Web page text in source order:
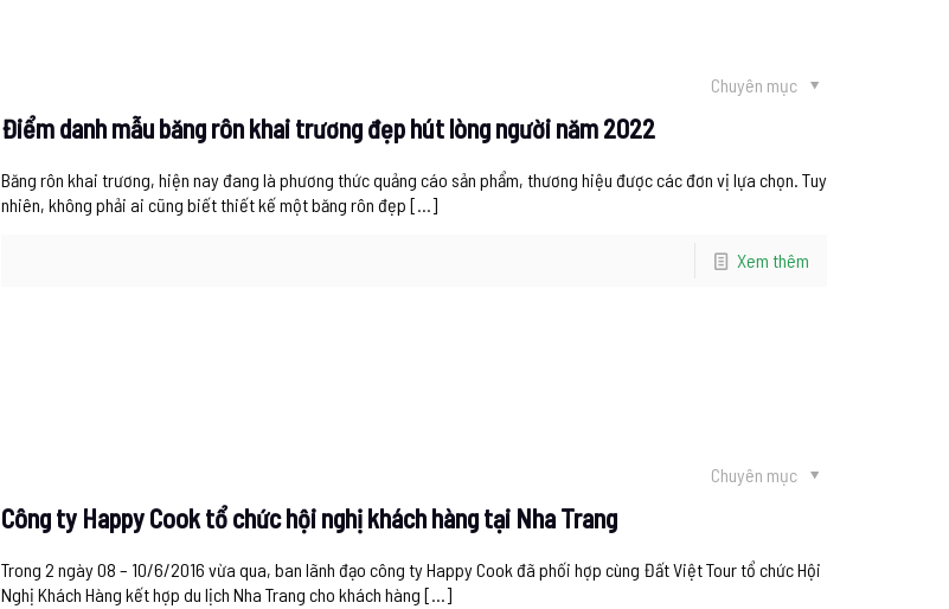
Chuyên mục
Điểm danh mẫu băng rôn khai trương đẹp hút lòng người năm 2022
Băng rôn khai trương, hiện nay đang là phương thức quảng cáo sản phẩm, thương hiệu được các đơn vị lựa chọn. Tuy
nhiên, không phải ai cũng biết thiết kế một băng rôn đẹp […]
Xem thêm
Chuyên mục
Công ty Happy Cook tổ chức hội nghị khách hàng tại Nha Trang
Trong 2 ngày 08 – 10/6/2016 vừa qua, ban lãnh đạo công ty Happy Cook đã phối hợp cùng Đất Việt Tour tổ chức Hội
Nghị Khách Hàng kết hợp du lịch Nha Trang cho khách hàng […]